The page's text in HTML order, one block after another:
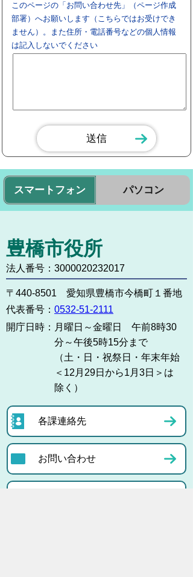
このページの「お問い合わせ先」（ページ作成
部署）へお願いします（こちらではお受けでき
ません）。また住所・電話番号などの個人情報
は記入しないでください
スマートフォン パソコン
豊橋市役所
法人番号：3000020232017
〒440-8501 愛知県豊橋市今橋町１番地
代表番号： 0532-51-2111
開庁日時： 月曜日～金曜日 午前8時30
分～午後5時15分まで
（土・日・祝祭日・年末年始
＜12月29日から1月3日＞は
除く）
各課連絡先
お問い合わせ